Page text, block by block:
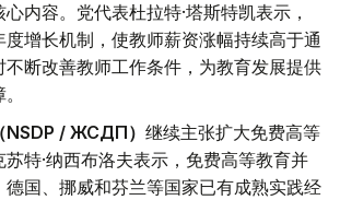
内容。党代表杜拉特·塔斯特凯表示，
增长机制，使教师薪资涨幅持续高于通
断改善教师工作条件，为教育发展提供
NSDP / ЖСДП） 继续主张扩大免费高等
特·纳西布洛夫表示，免费高等教育并
国、挪威和芬兰等国家已有成熟实践经